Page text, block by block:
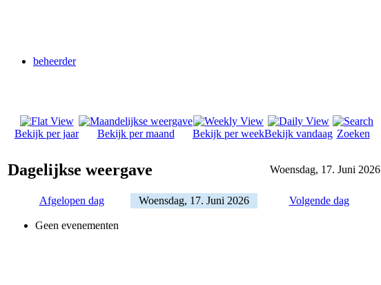
beheerder
Bekijk per jaar Bekijk per maand Bekijk per weekBekijk vandaag Zoeken
Dagelijkse weergave Woensdag, 17. Juni 2026
Afgelopen dag Woensdag, 17. Juni 2026 Volgende dag
Geen evenementen